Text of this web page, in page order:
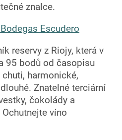
znalce.
Escudero
reservy z Riojy, která v
95 bodů od časopisu
chuti, harmonické,
Znatelné terciární
čokolády a
víno